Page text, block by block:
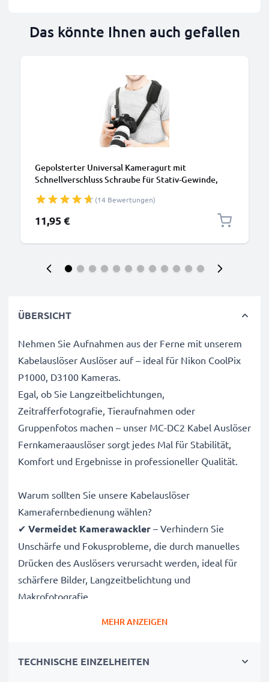
Das könnte Ihnen auch gefallen
Gepolsterter Universal Kameragurt mit
Schnellverschluss Schraube für Stativ-Gewinde,
1,50m Schultergurt, Tragegurt, Kameraband
(14 Bewertungen)
11,95 €
ÜBERSICHT
Nehmen Sie Aufnahmen aus der Ferne mit unserem
Kabelauslöser Auslöser auf – ideal für Nikon CoolPix
P1000, D3100 Kameras.
Egal, ob Sie Langzeitbelichtungen,
Zeitrafferfotografie, Tieraufnahmen oder
Gruppenfotos machen – unser MC-DC2 Kabel Auslöser
Fernkameraauslöser sorgt jedes Mal für Stabilität,
Komfort und Ergebnisse in professioneller Qualität.
Warum sollten Sie unsere Kabelauslöser
Kamerafernbedienung wählen?
✔ Vermeidet Kamerawackler – Verhindern Sie
Unschärfe und Fokusprobleme, die durch manuelles
Drücken des Auslösers verursacht werden, ideal für
schärfere Bilder, Langzeitbelichtung und
Makrofotografie.
✔Ideal für Tier- und Naturfotografie
MEHR ANZEIGEN
TECHNISCHE EINZELHEITEN